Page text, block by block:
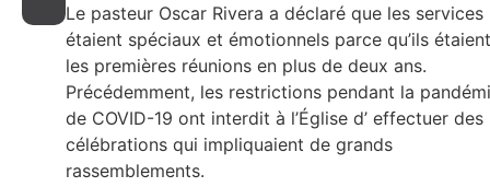
Le pasteur Oscar Rivera a déclaré que les services
étaient spéciaux et émotionnels parce qu’ils étaient
les premières réunions en plus de deux ans.
Précédemment, les restrictions pendant la
de COVID-19 ont interdit à l’Église d’ effectuer des
célébrations qui impliquaient de grands
rassemblements.